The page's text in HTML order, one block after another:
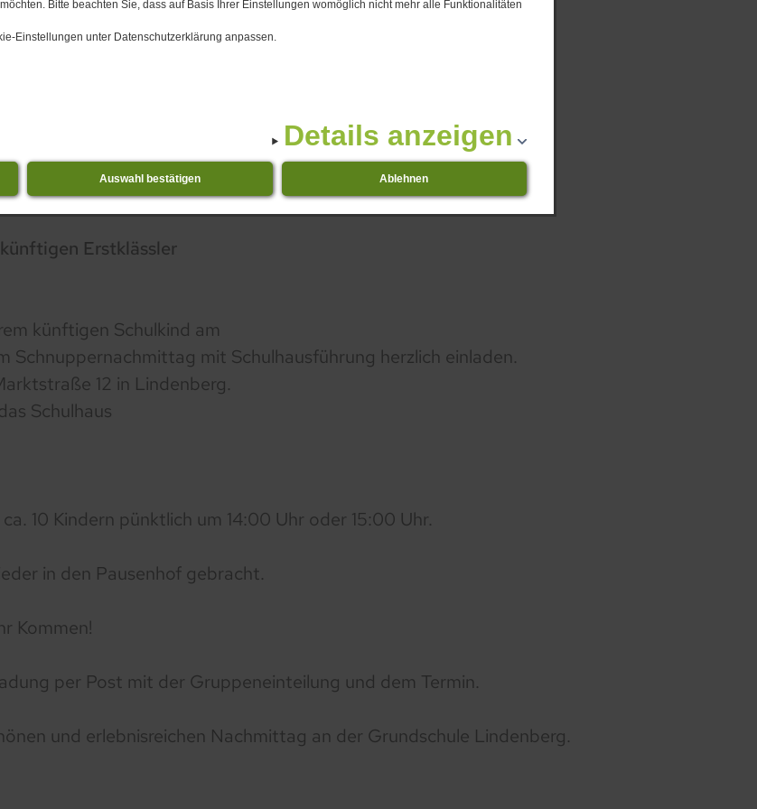
Bitte beachten Sie, dass auf Basis Ihrer Einstellungen womöglich nicht mehr alle Funktionalitäten
Einstellungen unter Datenschutzerklärung anpassen.
Details anzeigen
Auswahl bestätigen Ablehnen
Erstklässler
künftigen Schulkind am
Schnuppernachmittag mit Schulhausführung herzlich einladen.
12 in Lindenberg.
Schulhaus
10 Kindern pünktlich um 14:00 Uhr oder 15:00 Uhr.
in den Pausenhof gebracht.
Kommen!
per Post mit der Gruppeneinteilung und dem Termin.
und erlebnisreichen Nachmittag an der Grundschule Lindenberg.